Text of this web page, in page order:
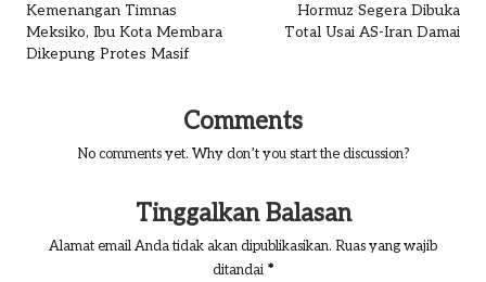
Kemenangan Timnas
Meksiko, Ibu Kota Membara
Dikepung Protes Masif
Hormuz Segera Dibuka
Total Usai AS-Iran Damai
Comments
No comments yet. Why don’t you start the discussion?
Tinggalkan Balasan
Alamat email Anda tidak akan dipublikasikan. Ruas yang wajib
ditandai *